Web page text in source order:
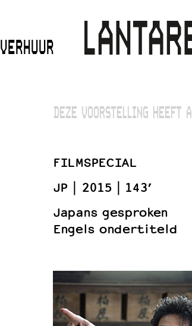
VERHUUR
DEZE VOORSTELLING HEEFT
FILMSPECIAL
JP
2015
143’
Japans gesproken
Engels ondertiteld